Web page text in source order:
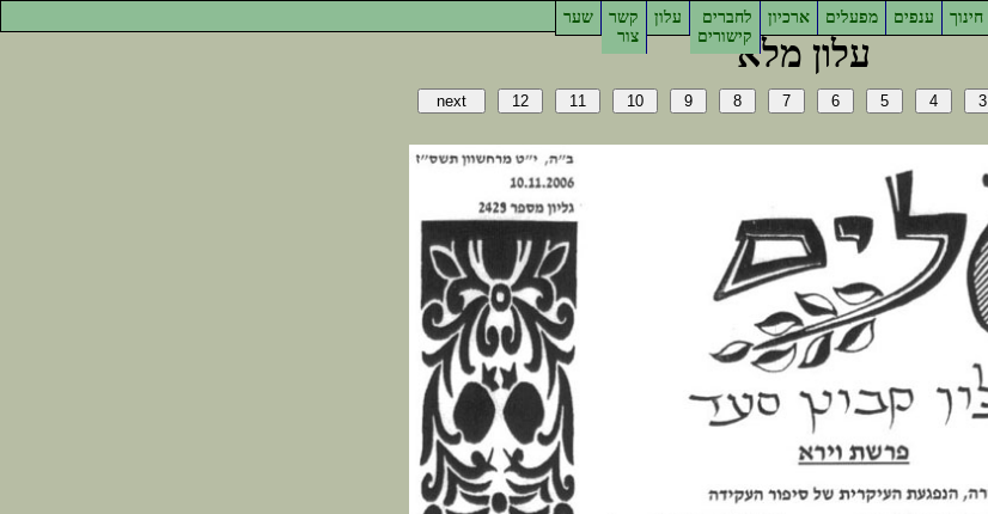
רעש
רשק
רוצ
ןולע
םירבחל
םירושיק
ןויכרא םילעפמ םיפנע ךוניח
אלמ ןולע